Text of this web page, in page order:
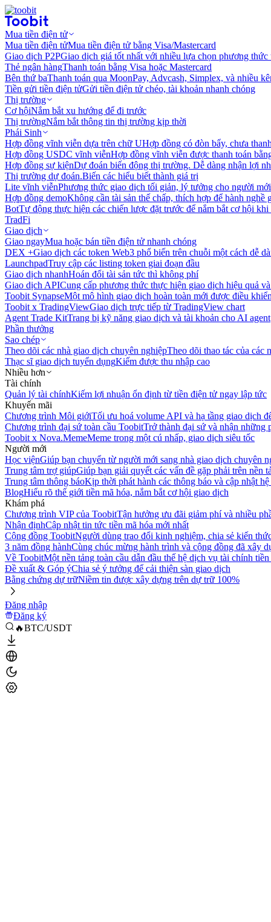
Mua tiền điện tử
Mua tiền điện tửMua tiền điện tử bằng Visa/Mastercard
Giao dịch P2PGiao dịch giá tốt nhất với nhiều lựa chọn phương thức
Thẻ ngân hàngThanh toán bằng Visa hoặc Mastercard
Bên thứ baThanh toán qua MoonPay, Advcash, Simplex, và nhiều
Tiền gửi tiền điện tửGửi tiền điện tử chéo, tài khoản nhanh chóng
Thị trường
Cơ hộiNắm bắt xu hướng để đi trước
Thị trườngNắm bắt thông tin thị trường kịp thời
Phái Sinh
Hợp đồng vĩnh viễn dựa trên chữ UHợp đồng có đòn bẩy, chưa
Hợp đồng USDC vĩnh viễnHợp đồng vĩnh viễn được thanh toán
Hợp đồng sự kiệnDự đoán biến động thị trường. Dễ dàng nhận lợi
Thị trường dự đoán.Biến các hiểu biết thành giá trị
Lite vĩnh viễnPhương thức giao dịch tối giản, lý tưởng cho người
Hợp đồng demoKhông cần tài sản thế chấp, thích hợp để hành nghề
BotTự động thực hiện các chiến lược đặt trước để nắm bắt cơ hội
TradFi
Giao dịch
Giao ngayMua hoặc bán tiền điện tử nhanh chóng
DEX +Giao dịch các token Web3 phổ biến trên chuỗi một cách dễ
LaunchpadTruy cập các listing token giai đoạn đầu
Giao dịch nhanhHoán đổi tài sản tức thì không phí
Giao dịch APICung cấp phương thức thực hiện giao dịch hiệu quả
Toobit SynapseMột mô hình giao dịch hoàn toàn mới được điều
Toobit x TradingViewGiao dịch trực tiếp từ TradingView chart
Agent Trade KitTrang bị kỹ năng giao dịch và tài khoản cho AI agent
Phần thưởng
Sao chép
Theo dõi các nhà giao dịch chuyên nghiệpTheo dõi thao tác của các
Thạc sĩ giao dịch tuyển dụngKiếm được thu nhập cao
Nhiều hơn
Tài chính
Quản lý tài chínhKiếm lợi nhuận ổn định từ tiền điện tử ngay lập tức
Khuyến mãi
Chương trình Môi giớiTối ưu hoá volume API và hạ tầng giao dịch
Chương trình đại sứ toàn cầu ToobitTrở thành đại sứ và nhận những
Toobit x Nova.MemeMeme trong một cú nhấp, giao dịch siêu tốc
Người mới
Học việnGiúp bạn chuyển từ người mới sang nhà giao dịch chuyên
Trung tâm trợ giúpGiúp bạn giải quyết các vấn đề gặp phải trên nền
Trung tâm thông báoKịp thời phát hành các thông báo và cập nhật
BlogHiểu rõ thế giới tiền mã hóa, nắm bắt cơ hội giao dịch
Khám phá
Chương trình VIP của ToobitTận hưởng ưu đãi giảm phí và nhiều
Nhận địnhCập nhật tin tức tiền mã hóa mới nhất
Cộng đồng ToobitNgười dùng trao đổi kinh nghiệm, chia sẻ kiến
3 năm đồng hànhCùng chúc mừng hành trình và cộng đồng đã xây
Về ToobitMột nền tảng toàn cầu dẫn đầu thế hệ dịch vụ tài chính
Đề xuất & Góp ýChia sẻ ý tưởng để cải thiện sàn giao dịch
Bằng chứng dự trữNiềm tin được xây dựng trên dự trữ 100%
Đăng nhập
Đăng ký
🔥BTC/USDT